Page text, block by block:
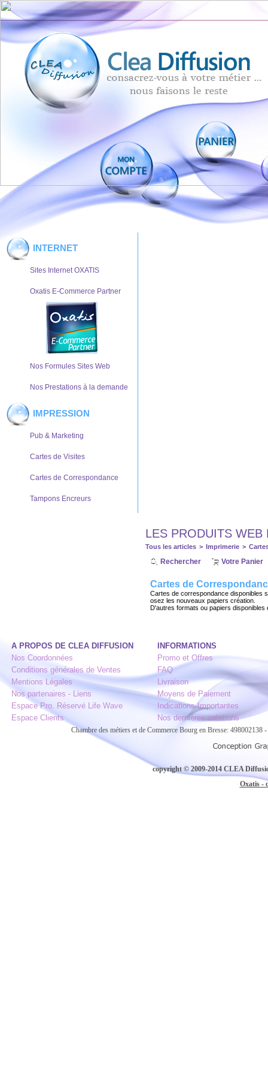
INTERNET
Sites Internet OXATIS
Oxatis E-Commerce Partner
Nos Formules Sites Web
Nos Prestations à la demande
IMPRESSION
Pub & Marketing
Cartes de Visites
Cartes de Correspondance
Tampons Encreurs
LES PRODUITS
Tous les articles > Imprimerie >
Rechercher Votre Panier
Cartes de
Cartes de correspondance disponibles
osez les nouveaux papiers création.
D'autres formats ou papiers disponibles
A PROPOS DE CLEA DIFFUSION
INFORMATIONS
Nos Coordonnées
Promo et Offres
Conditions générales de Ventes
FAQ
Mentions Légales
Livraison
Nos partenaires - Liens
Moyens de Paiement
Espace Pro. Réservé Life Wave
Indications Importantes
Espace Clients
Nos dernières créations
Chambre des métiers et de Commerce Bourg en Bresse: 498002138
copyright © 2009-2014 CLEA
Oxatis -